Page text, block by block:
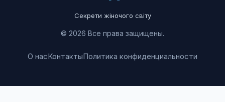
Секрети жіночого світу
© 2026 Все права защищены.
О насКонтактыПолитика конфиденциальности